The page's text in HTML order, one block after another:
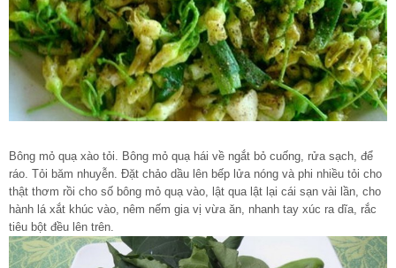
Bông mỏ quạ xào tỏi. Bông mỏ quạ hái về ngắt bỏ cuống, rửa sạch, để
ráo. Tỏi băm nhuyễn. Đặt chảo dầu lên bếp lửa nóng và phi nhiều tỏi cho
thật thơm rồi cho số bông mỏ quạ vào, lật qua lật lại cái sạn vài lần, cho
hành lá xắt khúc vào, nêm nếm gia vị vừa ăn, nhanh tay xúc ra dĩa, rắc
tiêu bột đều lên trên.